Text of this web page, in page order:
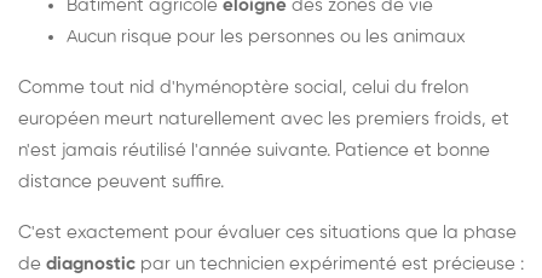
Bâtiment agricole éloigné des zones de vie
Aucun risque pour les personnes ou les animaux
Comme tout nid d'hyménoptère social, celui du frelon
européen meurt naturellement avec les premiers froids, et
n'est jamais réutilisé l'année suivante. Patience et bonne
distance peuvent suffire.
C'est exactement pour évaluer ces situations que la phase
de diagnostic par un technicien expérimenté est précieuse :